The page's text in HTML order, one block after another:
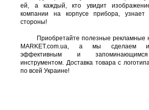
ей, а каждый, кто увидит
компании на корпусе прибора,
стороны!
Приобретайте полезные рекламные
MARKET.com.ua, а мы сделаем
эффективным и запоминающимся
инструментом. Доставка товара с
по всей Украине!